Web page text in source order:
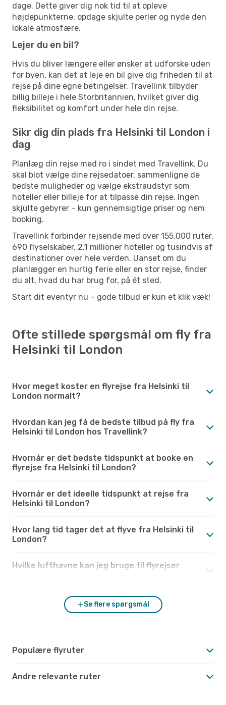
dage. Dette giver dig nok tid til at opleve
højdepunkterne, opdage skjulte perler og nyde den
lokale atmosfære.
Lejer du en bil?
Hvis du bliver længere eller ønsker at udforske uden
for byen, kan det at leje en bil give dig friheden til at
rejse på dine egne betingelser. Travellink tilbyder
billig billeje i hele Storbritannien, hvilket giver dig
fleksibilitet og komfort under hele din rejse.
Sikr dig din plads fra Helsinki til London i
dag
Planlæg din rejse med ro i sindet med Travellink. Du
skal blot vælge dine rejsedatoer, sammenligne de
bedste muligheder og vælge ekstraudstyr som
hoteller eller billeje for at tilpasse din rejse. Ingen
skjulte gebyrer – kun gennemsigtige priser og nem
booking.
Travellink forbinder rejsende med over 155.000 ruter,
690 flyselskaber, 2,1 millioner hoteller og tusindvis af
destinationer over hele verden. Uanset om du
planlægger en hurtig ferie eller en stor rejse, finder
du alt, hvad du har brug for, på ét sted.
Start dit eventyr nu – gode tilbud er kun et klik væk!
Ofte stillede spørgsmål om fly fra
Helsinki til London
Hvor meget koster en flyrejse fra Helsinki til
London normalt?
Hvordan kan jeg få de bedste tilbud på fly fra
Helsinki til London hos Travellink?
Hvornår er det bedste tidspunkt at booke en
flyrejse fra Helsinki til London?
Hvornår er det ideelle tidspunkt at rejse fra
Helsinki til London?
Hvor lang tid tager det at flyve fra Helsinki til
London?
Hvilke lufthavne kan jeg bruge til flyrejser
Se flere spørgsmål
Populære flyruter
Andre relevante ruter